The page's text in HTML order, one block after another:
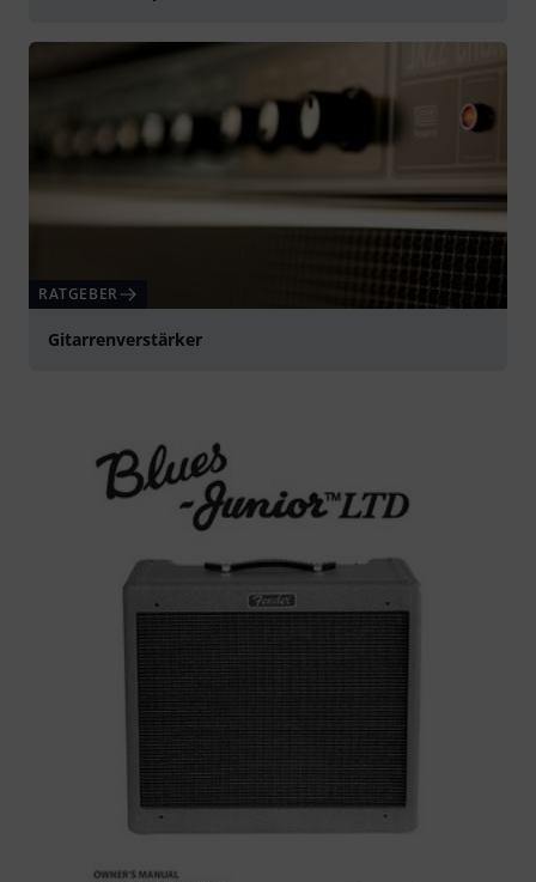
RATGEBER
Gitarrenverstärker